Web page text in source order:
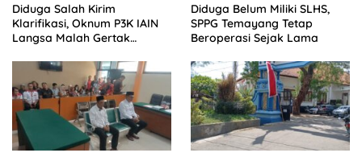
Diduga Salah Kirim
Klarifikasi, Oknum P3K IAIN
Langsa Malah Gertak
Diduga Belum Miliki SLHS,
SPPG Temayang Tetap
Beroperasi Sejak Lama